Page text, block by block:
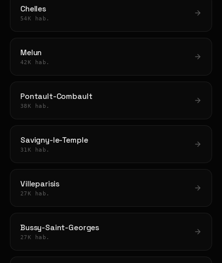
Chelles
54K hab.
Melun
42K hab.
Pontault-Combault
38K hab.
Savigny-le-Temple
31K hab.
Villeparisis
27K hab.
Bussy-Saint-Georges
27K hab.